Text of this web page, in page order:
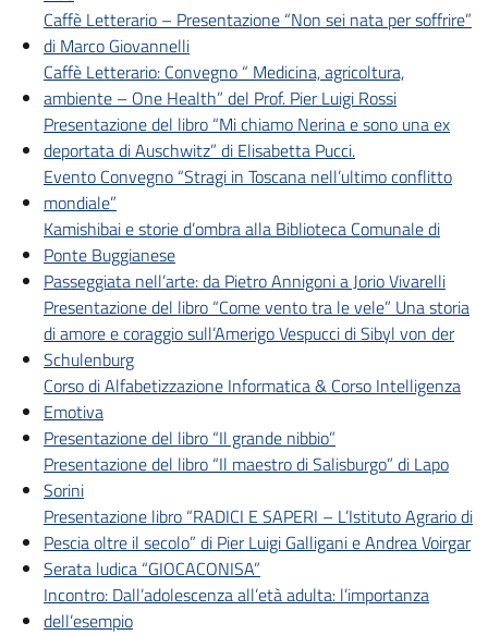
Caffè Letterario – Presentazione “Non sei nata per soffrire”
di Marco Giovannelli
Caffè Letterario: Convegno “ Medicina, agricoltura,
ambiente – One Health” del Prof. Pier Luigi Rossi
Presentazione del libro “Mi chiamo Nerina e sono una ex
deportata di Auschwitz” di Elisabetta Pucci.
Evento Convegno “Stragi in Toscana nell’ultimo conflitto
mondiale”
Kamishibai e storie d’ombra alla Biblioteca Comunale di
Ponte Buggianese
Passeggiata nell’arte: da Pietro Annigoni a Jorio Vivarelli
Presentazione del libro “Come vento tra le vele” Una storia
di amore e coraggio sull’Amerigo Vespucci di Sibyl von der
Schulenburg
Corso di Alfabetizzazione Informatica & Corso Intelligenza
Emotiva
Presentazione del libro “Il grande nibbio”
Presentazione del libro “Il maestro di Salisburgo” di Lapo
Sorini
Presentazione libro “RADICI E SAPERI – L’Istituto Agrario di
Pescia oltre il secolo” di Pier Luigi Galligani e Andrea Voirgar
Serata ludica “GIOCACONISA”
Incontro: Dall’adolescenza all’età adulta: l’importanza
dell’esempio